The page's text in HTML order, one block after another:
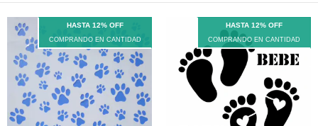
HASTA 12% OFF
COMPRANDO EN CANTIDAD
HASTA 12% OFF
COMPRANDO EN CANTIDAD